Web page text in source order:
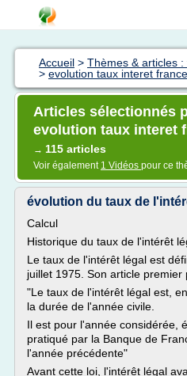
Accueil > Thèmes & articles
> evolution taux interet france
Articles sélectionnés
evolution taux interet
→ 115 articles
Voir également 1 Vidéos pour ce
évolution du taux de
Calcul
Historique du taux de l'intérêt
Le taux de l'intérêt légal est
juillet 1975. Son article premier
"Le taux de l'intérêt légal est,
la durée de l'année civile.
Il est pour l'année considérée,
pratiqué par la Banque de
l'année précédente"
Avant cette loi, l'intérêt légal